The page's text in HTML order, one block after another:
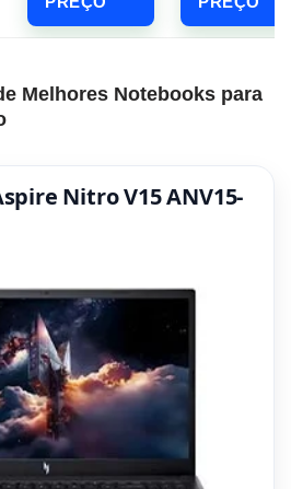
Melhores Notebooks para
Nitro V15 ANV15-